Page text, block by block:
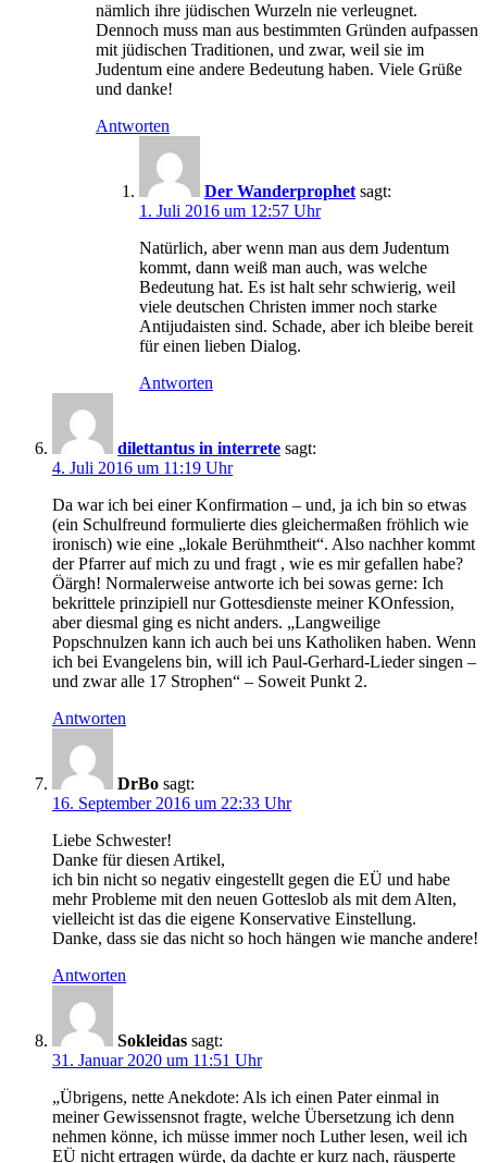
nämlich ihre jüdischen Wurzeln nie verleugnet.
Dennoch muss man aus bestimmten Gründen aufpassen
mit jüdischen Traditionen, und zwar, weil sie im
Judentum eine andere Bedeutung haben. Viele Grüße
und danke!
Antworten
Der Wanderprophet sagt:
1. Juli 2016 um 12:57 Uhr
Natürlich, aber wenn man aus dem Judentum
kommt, dann weiß man auch, was welche
Bedeutung hat. Es ist halt sehr schwierig, weil
viele deutschen Christen immer noch starke
Antijudaisten sind. Schade, aber ich bleibe bereit
für einen lieben Dialog.
Antworten
dilettantus in interrete sagt:
4. Juli 2016 um 11:19 Uhr
Da war ich bei einer Konfirmation – und, ja ich bin so etwas
(ein Schulfreund formulierte dies gleichermaßen fröhlich wie
ironisch) wie eine „lokale Berühmtheit“. Also nachher kommt
der Pfarrer auf mich zu und fragt , wie es mir gefallen habe?
Öärgh! Normalerweise antworte ich bei sowas gerne: Ich
bekrittele prinzipiell nur Gottesdienste meiner KOnfession,
aber diesmal ging es nicht anders. „Langweilige
Popschnulzen kann ich auch bei uns Katholiken haben. Wenn
ich bei Evangelens bin, will ich Paul-Gerhard-Lieder singen –
und zwar alle 17 Strophen“ – Soweit Punkt 2.
Antworten
DrBo sagt:
16. September 2016 um 22:33 Uhr
Liebe Schwester!
Danke für diesen Artikel,
ich bin nicht so negativ eingestellt gegen die EÜ und habe
mehr Probleme mit den neuen Gotteslob als mit dem Alten,
vielleicht ist das die eigene Konservative Einstellung.
Danke, dass sie das nicht so hoch hängen wie manche andere!
Antworten
Sokleidas sagt:
31. Januar 2020 um 11:51 Uhr
„Übrigens, nette Anekdote: Als ich einen Pater einmal in
meiner Gewissensnot fragte, welche Übersetzung ich denn
nehmen könne, ich müsse immer noch Luther lesen, weil ich
EÜ nicht ertragen würde, da dachte er kurz nach, räusperte